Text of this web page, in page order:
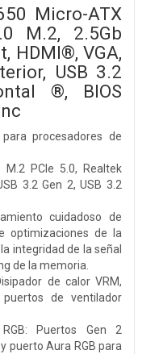
Micro-ATX
M.2, 2.5Gb
HDMI®, VGA,
USB 3.2
®, BIOS
procesadores de
M.2 PCIe 5.0, Realtek
3.2 Gen 2, USB 3.2
cuidadoso de
optimizaciones de la
integridad de la señal
de la memoria.
de calor VRM,
de ventilador
Puertos Gen 2
puerto Aura RGB para